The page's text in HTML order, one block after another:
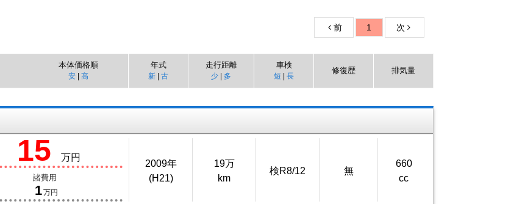
前 1 次
本体価格順
安| 高
年式
新 | 古
走行距離
少 | 多
車検
短 | 長
修復歴 排気量
15 万円
諸費用
1万円
2009年
(H21)
19万
km
検R8/12 無
660
cc